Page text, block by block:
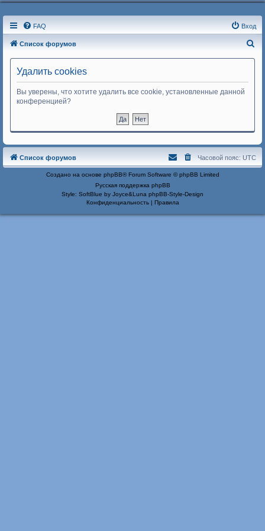
FAQ Вход
Список форумов
Удалить cookies
Вы уверены, что хотите удалить все cookie, установленные данной
конференцией?
Список форумов Часовой пояс: UTC
Создано на основе phpBB® Forum Software © phpBB Limited
Русская поддержка phpBB
Style: SoftBlue by Joyce&Luna phpBB-Style-Design
Конфиденциальность| Правила